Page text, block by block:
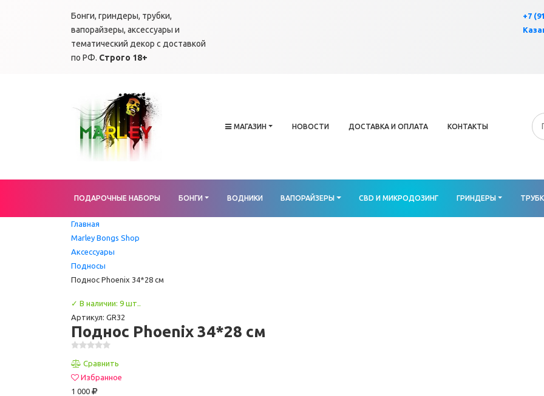
Бонги, гриндеры, трубки,
вапорайзеры, аксессуары и
тематический декор с доставкой
по РФ. Строго 18+
+7
МАГАЗИН НОВОСТИ ДОСТАВКА И ОПЛАТА КОНТАКТЫ
ПОДАРОЧНЫЕ НАБОРЫ БОНГИ ВОДНИКИ ВАПОРАЙЗЕРЫ CBD И МИКРОДОЗИНГ ГРИНДЕРЫ
Главная
Marley Bongs Shop
Аксессуары
Подносы
Поднос Phoenix 34*28 см
✓ В наличии: 9 шт..
Артикул: GR32
Поднос Phoenix 34*28 см
Сравнить
Избранное
1 000